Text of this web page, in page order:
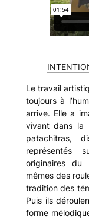
Le travail
toujours à
arrive. Elle a
vivant dans la
patachitras,
représentés
originaires du
mêmes des
tradition des
Puis ils
forme